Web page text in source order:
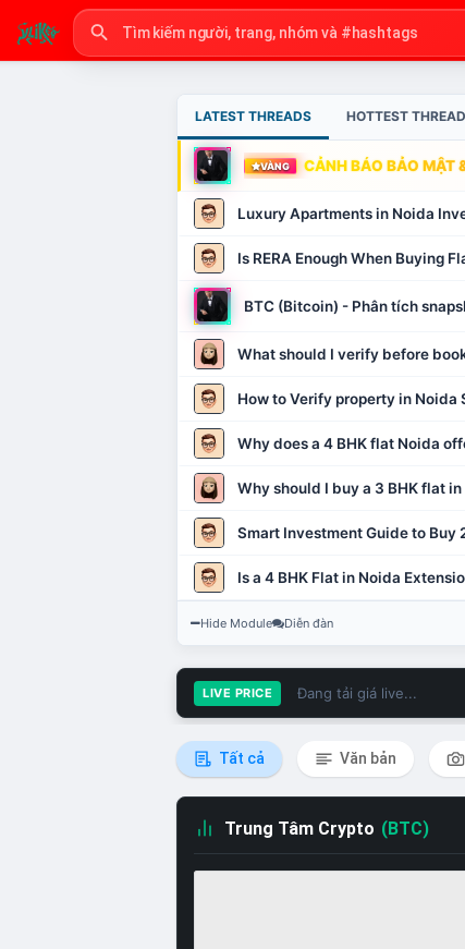
LATEST THREADS HOTTEST
VÀNG CẢNH BÁO BẢO MẬT
Luxury Apartments in Noida
Is RERA Enough When Buying
BTC (Bitcoin) - Phân tích
What should I verify before
How to Verify property in Noida
Why does a 4 BHK flat Noida
Why should I buy a 3 BHK flat
Smart Investment Guide to Buy
Is a 4 BHK Flat in Noida
Hide Module Diễn đàn
LIVE PRICE Đang tải giá live...
Tất cả Văn bản
Trung Tâm Crypto (BTC)